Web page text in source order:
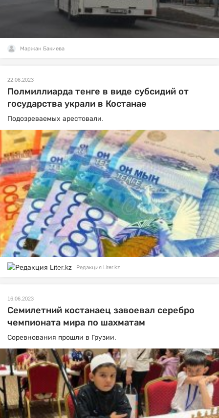
Маржан Бакиева
22.06.2023
Полмиллиарда тенге в виде субсидий от
государства украли в Костанае
Подозреваемых арестовали.
Редакция Liter.kz
16.06.2023
Семилетний костанаец завоевал серебро
чемпионата мира по шахматам
Соревнования прошли в Грузии.